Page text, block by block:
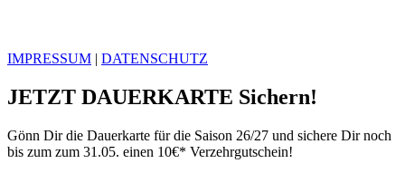
IMPRESSUM | DATENSCHUTZ
JETZT DAUERKARTE Sichern!
Gönn Dir die Dauerkarte für die Saison 26/27 und sichere Dir noch
bis zum zum 31.05. einen 10€* Verzehrgutschein!